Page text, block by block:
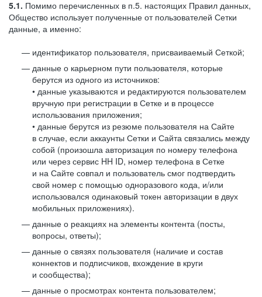
5.1. Помимо перечисленных в п.5. настоящих Правил данных,
Общество использует полученные от пользователей Сетки
данные, а именно:
идентификатор пользователя, присваиваемый Сеткой;
данные о карьерном пути пользователя, которые
берутся из одного из источников:
• данные указываются и редактируются пользователем
вручную при регистрации в Сетке и в процессе
использования приложения;
• данные берутся из резюме пользователя на Сайте
в случае, если аккаунты Сетки и Сайта связались между
собой (произошла авторизация по номеру телефона
или через сервис HH ID, номер телефона в Сетке
и на Сайте совпал и пользователь смог подтвердить
свой номер с помощью одноразового кода, и/или
использовался одинаковый токен авторизации в двух
мобильных приложениях).
данные о реакциях на элементы контента (посты,
вопросы, ответы);
данные о связях пользователя (наличие и состав
коннектов и подписчиков, вхождение в круги
и сообщества);
данные о просмотрах контента пользователем;